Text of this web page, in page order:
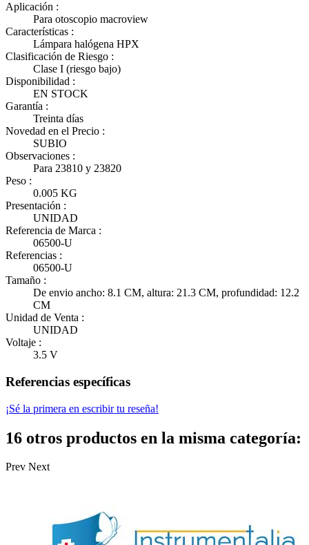
Aplicación :
Para otoscopio macroview
Características :
Lámpara halógena HPX
Clasificación de Riesgo :
Clase I (riesgo bajo)
Disponibilidad :
EN STOCK
Garantía :
Treinta días
Novedad en el Precio :
SUBIO
Observaciones :
Para 23810 y 23820
Peso :
0.005 KG
Presentación :
UNIDAD
Referencia de Marca :
06500-U
Referencias :
06500-U
Tamaño :
De envio ancho: 8.1 CM, altura: 21.3 CM, profundidad: 12.2
CM
Unidad de Venta :
UNIDAD
Voltaje :
3.5 V
Referencias específicas
¡Sé la primera en escribir tu reseña!
16 otros productos en la misma categoría:
Prev Next